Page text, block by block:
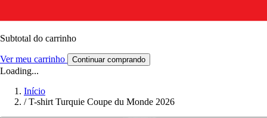
Subtotal do carrinho
Ver meu carrinho Continuar comprando
Loading...
Início
/ T-shirt Turquie Coupe du Monde 2026